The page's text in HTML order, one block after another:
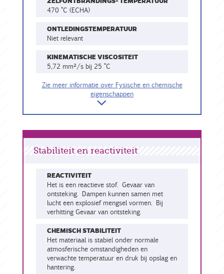
470 °C (ECHA)
ONTLEDINGSTEMPERATUUR
niet relevant
KINEMATISCHE VISCOSITEIT
5,72 mm²/s bij 25 °C
Zie meer informatie over Fysische en chemische
eigenschappen
Stabiliteit en reactiviteit
REACTIVITEIT
Het is een reactieve stof. Gevaar van
ontsteking. Dampen kunnen samen met
lucht een explosief mengsel vormen. Bij
verhitting Gevaar van ontsteking.
CHEMISCH STABILITEIT
Het materiaal is stabiel onder normale
atmosferische omstandigheden en
verwachte temperatuur en druk bij opslag en
hantering.